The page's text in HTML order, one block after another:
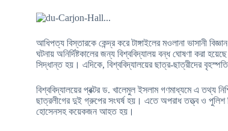
আধিপত্য বিস্তারকে কেন্দ্র করে টাঙ্গাইলের মওলানা ভাসানী
ঘটনায় অনির্দিষ্টকালের জন্য বিশ্ববিদ্যালয় বন্ধ ঘোষণা করা
সিদ্ধান্ত হয়। এদিকে, বিশ্ববিদ্যালয়ের ছাত্র-ছাত্রীদের
বিশ্ববিদ্যালয়ের প্রক্টর ড. খালেমুল ইসলাম গণমাধ্যমে এ তথ্য
ছাত্রলীগের দুই গ্রুপের সংঘর্ষ হয়। এতে অপরাধ তত্ত্ব ও পুলিশ
হোসেনসহ কয়েকজন ‍আহত হয়।